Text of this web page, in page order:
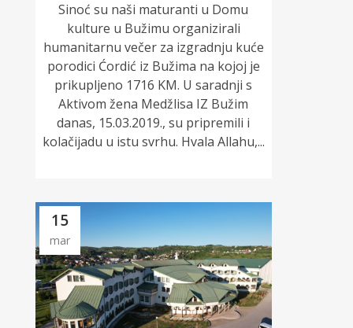
Sinoć su naši maturanti u Domu
kulture u Bužimu organizirali
humanitarnu večer za izgradnju kuće
porodici Ćordić iz Bužima na kojoj je
prikupljeno 1716 KM. U saradnji s
Aktivom žena Medžlisa IZ Bužim
danas, 15.03.2019., su pripremili i
kolačijadu u istu svrhu. Hvala Allahu,...
15
mar